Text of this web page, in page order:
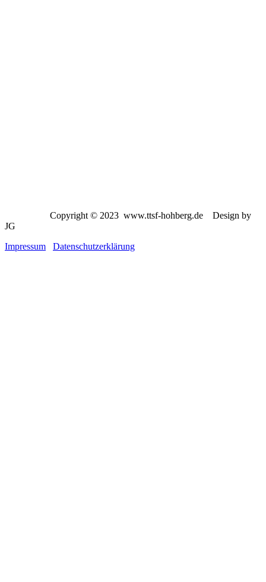
Copyright © 2023 www.ttsf-hohberg.de Design by
JG
Impressum
Datenschutzerklärung